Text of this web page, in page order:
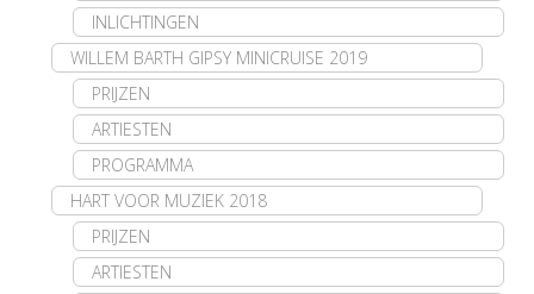
INLICHTINGEN
WILLEM BARTH GIPSY MINICRUISE 2019
PRIJZEN
ARTIESTEN
PROGRAMMA
HART VOOR MUZIEK 2018
PRIJZEN
ARTIESTEN